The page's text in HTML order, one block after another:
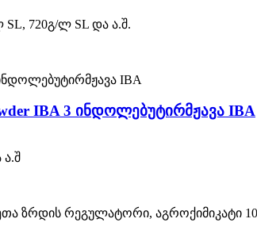
720გ/ლ SL და ა.შ.
IBA 3 ინდოლებუტირმჟავა IBA